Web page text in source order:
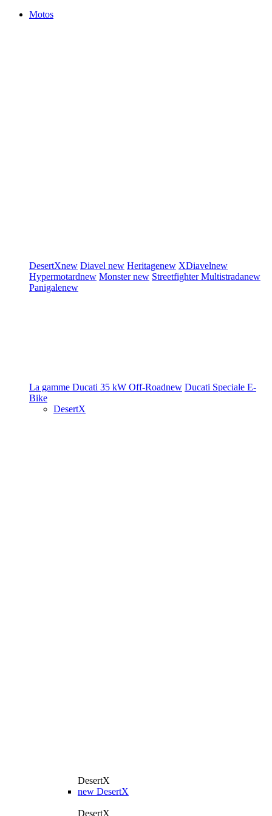
Motos
DesertXnew Diavel new Heritagenew XDiavelnew
Hypermotardnew Monsternew StreetfighterMultistradanew
Panigalenew
La gamme Ducati 35 kW Off-Roadnew Ducati Speciale E-
Bike
DesertX
DesertX
new DesertX
DesertX